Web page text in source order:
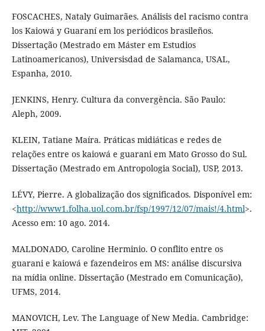
FOSCACHES, Nataly Guimarães. Análisis del racismo contra
los Kaiowá y Guaraní em los periódicos brasileños.
Dissertação (Mestrado em Máster em Estudios
Latinoamericanos), Universisdad de Salamanca, USAL,
Espanha, 2010.
JENKINS, Henry. Cultura da convergência. São Paulo:
Aleph, 2009.
KLEIN, Tatiane Maíra. Práticas midiáticas e redes de
relações entre os kaiowá e guarani em Mato Grosso do Sul.
Dissertação (Mestrado em Antropologia Social), USP, 2013.
LÉVY, Pierre. A globalização dos significados. Disponível em:
<http://www1.folha.uol.com.br/fsp/1997/12/07/mais!/4.html>.
Acesso em: 10 ago. 2014.
MALDONADO, Caroline Herminio. O conflito entre os
guarani e kaiowá e fazendeiros em MS: análise discursiva
na mídia online. Dissertação (Mestrado em Comunicação),
UFMS, 2014.
MANOVICH, Lev. The Language of New Media. Cambridge: